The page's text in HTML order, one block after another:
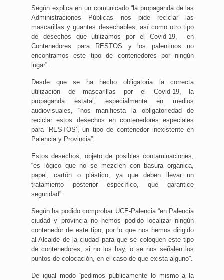
Según explica en un comunicado “la propaganda de las
Administraciones Públicas nos pide reciclar las
mascarillas y guantes desechables, así como otro tipo
de desechos que utilizamos por el Covid-19, en
Contenedores para RESTOS y los palentinos no
encontramos este tipo de contenedores por ningún
lugar”.
Desde que se ha hecho obligatoria la correcta
utilización de mascarillas por el Covid-19, la
propaganda estatal, especialmente en medios
audiovisuales, “nos manifiesta la obligatoriedad de
reciclar estos desechos en contenedores especiales
para ‘RESTOS’, un tipo de contenedor inexistente en
Palencia y Provincia”.
Estos desechos, objeto de posibles contaminaciones,
“es lógico que no se mezclen con basura orgánica,
papel, cartón o plástico, ya que deben llevar un
tratamiento posterior específico, que garantice
seguridad”.
Según ha podido comprobar UCE-Palencia “en Palencia
ciudad y provincia no hemos podido localizar ningún
contenedor de este tipo, por lo que nos hemos dirigido
al Alcalde de la ciudad para que se coloquen este tipo
de contenedores, si no los hay, o se nos señalen los
puntos de colocación, en el caso de que exista alguno”.
De igual modo “pedimos públicamente lo mismo a la